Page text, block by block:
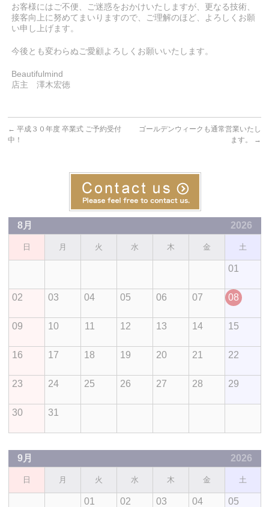
お客様にはご不便、ご迷惑をおかけいたしますが、更なる技術、
接客向上に努めてまいりますので、ご理解のほど、よろしくお願
い申し上げます。
今後とも変わらぬご愛顧よろしくお願いいたします。
Beautifulmind
店主 澤木宏徳
← 平成３０年度 卒業式 ご予約受付
中！
ゴールデンウィークも通常営業いたし
ます。
→
8月 2026
日 月 火 水 木 金 土
01
02 03 04 05 06 07 08
09 10 11 12 13 14 15
16 17 18 19 20 21 22
23 24 25 26 27 28 29
30 31
9月 2026
日 月 火 水 木 金 土
01 02 03 04 05